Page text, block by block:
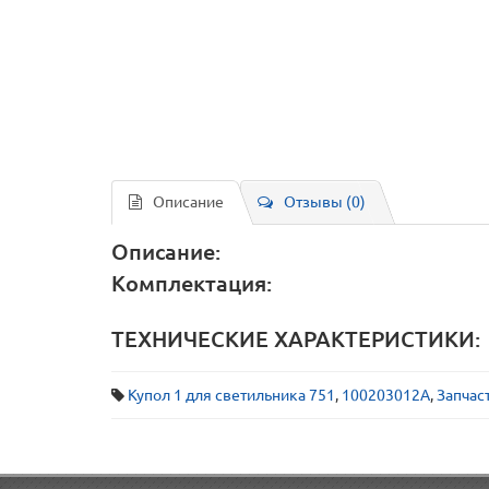
Описание Отзывы (0)
Описание:
Комплектация:
ТЕХНИЧЕСКИЕ ХАРАКТЕРИСТИКИ:
Купол 1 для светильника 751, 100203012А,